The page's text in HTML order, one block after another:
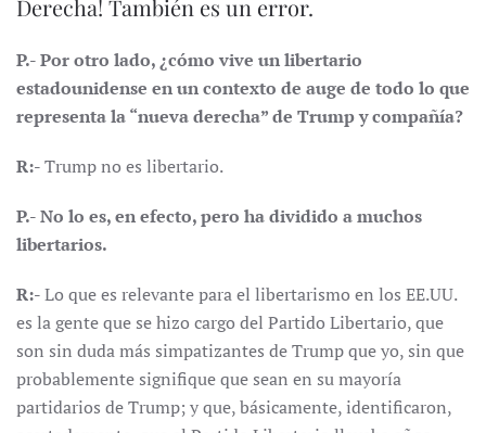
Derecha! También es un error.
P.- Por otro lado, ¿cómo vive un libertario
estadounidense en un contexto de auge de todo lo que
representa la “nueva derecha” de Trump y compañía?
R:-Trump no es libertario.
P.- No lo es, en efecto, pero ha dividido a muchos
libertarios.
R:-Lo que es relevante para el libertarismo en los EE.UU.
es la gente que se hizo cargo del Partido Libertario, que
son sin duda más simpatizantes de Trump que yo, sin que
probablemente signifique que sean en su mayoría
partidarios de Trump; y que, básicamente, identificaron,